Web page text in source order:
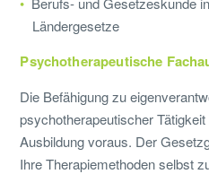
Ländergesetze
Psychotherapeutische
Die Befähigung zu
psychotherapeutischer
Ausbildung voraus. Der
Ihre Therapiemethoden selbst